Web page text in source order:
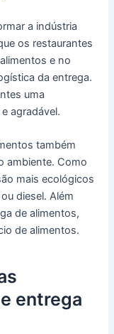
a indústria
os restaurantes
e no
da entrega.
uma
agradável.
também
ambiente. Como
mais ecológicos
diesel. Além
de alimentos,
de alimentos.
entrega